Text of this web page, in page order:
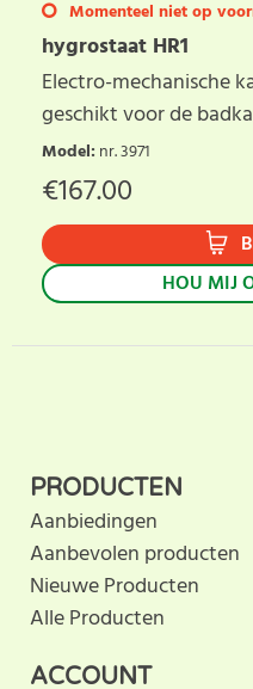
Momenteel niet op
hygrostaat HR1
Electro-mechanische
geschikt voor de
Model: nr. 3971
€167.00
HOU MIJ
ACCOUNT
PRODUCTEN
Aanbiedingen
Aanbevolen producten
Nieuwe Producten
Alle Producten